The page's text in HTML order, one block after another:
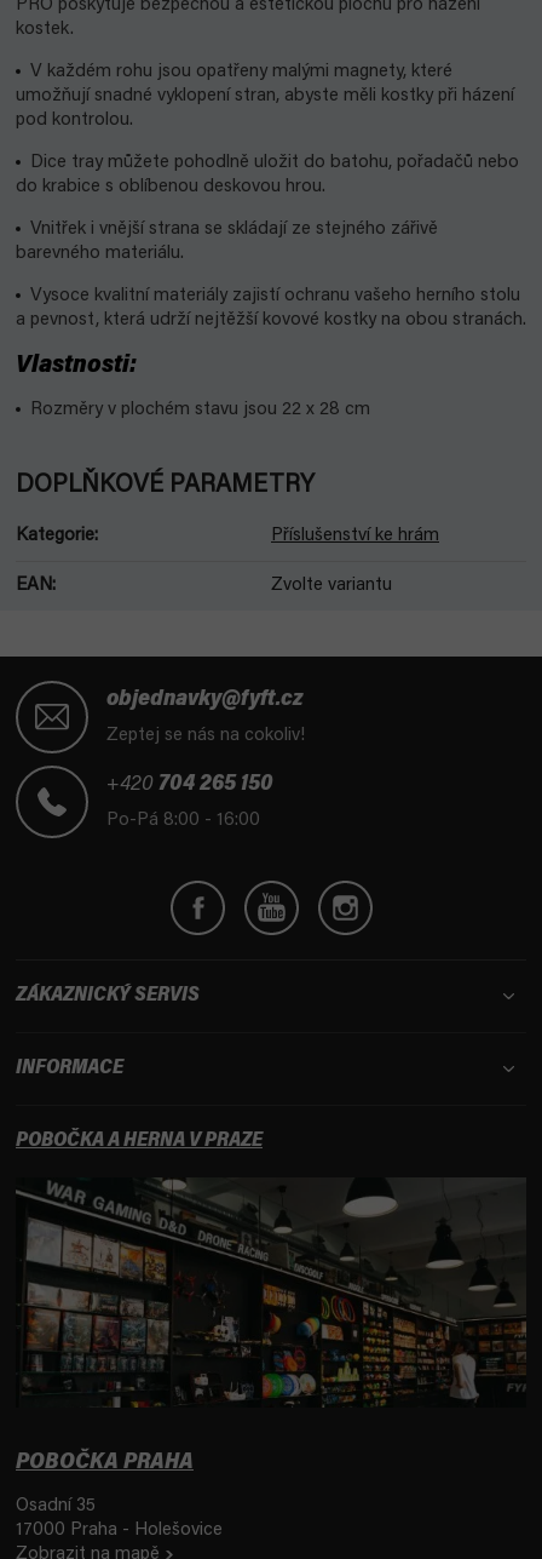
PRO poskytuje bezpečnou a estetickou plochu pro házení
kostek.
V každém rohu jsou opatřeny malými magnety, které
umožňují snadné vyklopení stran, abyste měli kostky při házení
pod kontrolou.
Dice tray můžete pohodlně uložit do batohu, pořadačů nebo
do krabice s oblíbenou deskovou hrou.
Vnitřek i vnější strana se skládají ze stejného zářivě
barevného materiálu.
Vysoce kvalitní materiály zajistí ochranu vašeho herního stolu
a pevnost, která udrží nejtěžší kovové kostky na obou stranách.
Vlastnosti:
Rozměry v plochém stavu jsou 22 x 28 cm
DOPLŇKOVÉ PARAMETRY
Kategorie: Příslušenství ke hrám
EAN: Zvolte variantu
objednavky@fyft.cz
Zeptej se nás na cokoliv!
+420 704 265 150
Po-Pá 8:00 - 16:00
ZÁKAZNICKÝ SERVIS
INFORMACE
POBOČKA A HERNA V PRAZE
POBOČKA PRAHA
Osadní 35
17000 Praha - Holešovice
Zobrazit na mapě